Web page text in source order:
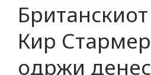
Кир
одржи